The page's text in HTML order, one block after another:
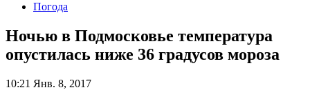
Погода
Ночью в Подмосковье температура
опустилась ниже 36 градусов мороза
10:21 Янв. 8, 2017